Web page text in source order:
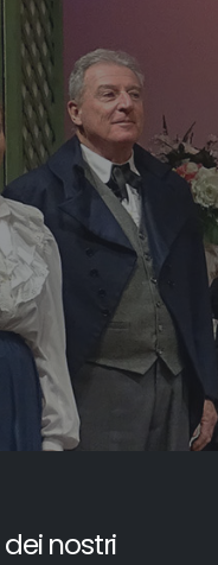
dei nostri